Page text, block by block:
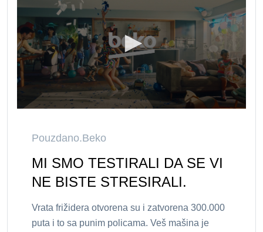
Pouzdano.Beko
MI SMO TESTIRALI DA SE VI
NE BISTE STRESIRALI.
Vrata frižidera otvorena su i zatvorena 300.000
puta i to sa punim policama. Veš mašina je